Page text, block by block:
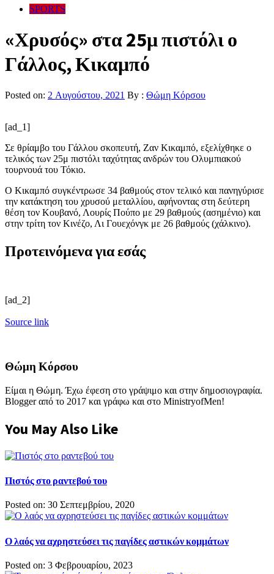
SPORTS
«Χρυσός» στα 25μ πιστόλι ο
Γάλλος, Κικαμπό
Posted on: 2 Αυγούστου, 2021 By : Θώμη Κόρσου
[ad_1]
Σε θρίαμβο του Γάλλου σκοπευτή, Ζαν Κικαμπό, εξελίχθηκε ο
τελικός των 25μ πιστόλι ταχύτητας ανδρών του Ολυμπιακού
τουρνουά του Τόκιο.
Ο Κικαμπό συγκέντρωσε 34 βαθμούς στον τελικό και πανηγύρισε
την κατάκτηση του χρυσού μεταλλίου, αφήνοντας στη δεύτερη
θέση τον Κουβανό, Λουρίς Πούπο με 29 βαθμούς (ασημένιο) και
στην τρίτη τον Κινέζο, Λι Γουεχόνγκ με 26 βαθμούς (χάλκινο).
Προτεινόμενα για εσάς
[ad_2]
Source link
Θώμη Κόρσου
Είμαι η Θώμη. Έχω έφεση στο γράψιμο και στην δημοσιογραφία.
Blogger από το 2017 και γράφω και στο MinistryofMen!
You May Also Like
Πιστός στο ραντεβού του
Posted on: 30 Σεπτεμβρίου, 2020
Ο λαός να αχρηστεύσει τις παγίδες αστικών κομμάτων
Posted on: 3 Φεβρουαρίου, 2023